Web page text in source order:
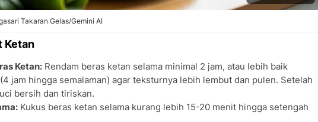
Takaran Gelas/Gemini AI
Ketan
Ketan: Rendam beras ketan selama minimal 2 jam, atau lebih baik
jam hingga semalaman) agar teksturnya lebih lembut dan pulen. Setelah
bersih dan tiriskan.
Kukus beras ketan selama kurang lebih 15-20 menit hingga setengah